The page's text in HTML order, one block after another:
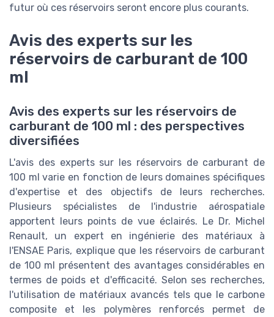
futur où ces réservoirs seront encore plus courants.
Avis des experts sur les
réservoirs de carburant de 100
ml
Avis des experts sur les réservoirs de
carburant de 100 ml : des perspectives
diversifiées
L'avis des experts sur les réservoirs de carburant de
100 ml varie en fonction de leurs domaines spécifiques
d'expertise et des objectifs de leurs recherches.
Plusieurs spécialistes de l'industrie aérospatiale
apportent leurs points de vue éclairés. Le Dr. Michel
Renault, un expert en ingénierie des matériaux à
l'ENSAE Paris, explique que les réservoirs de carburant
de 100 ml présentent des avantages considérables en
termes de poids et d'efficacité. Selon ses recherches,
l'utilisation de matériaux avancés tels que le carbone
composite et les polymères renforcés permet de